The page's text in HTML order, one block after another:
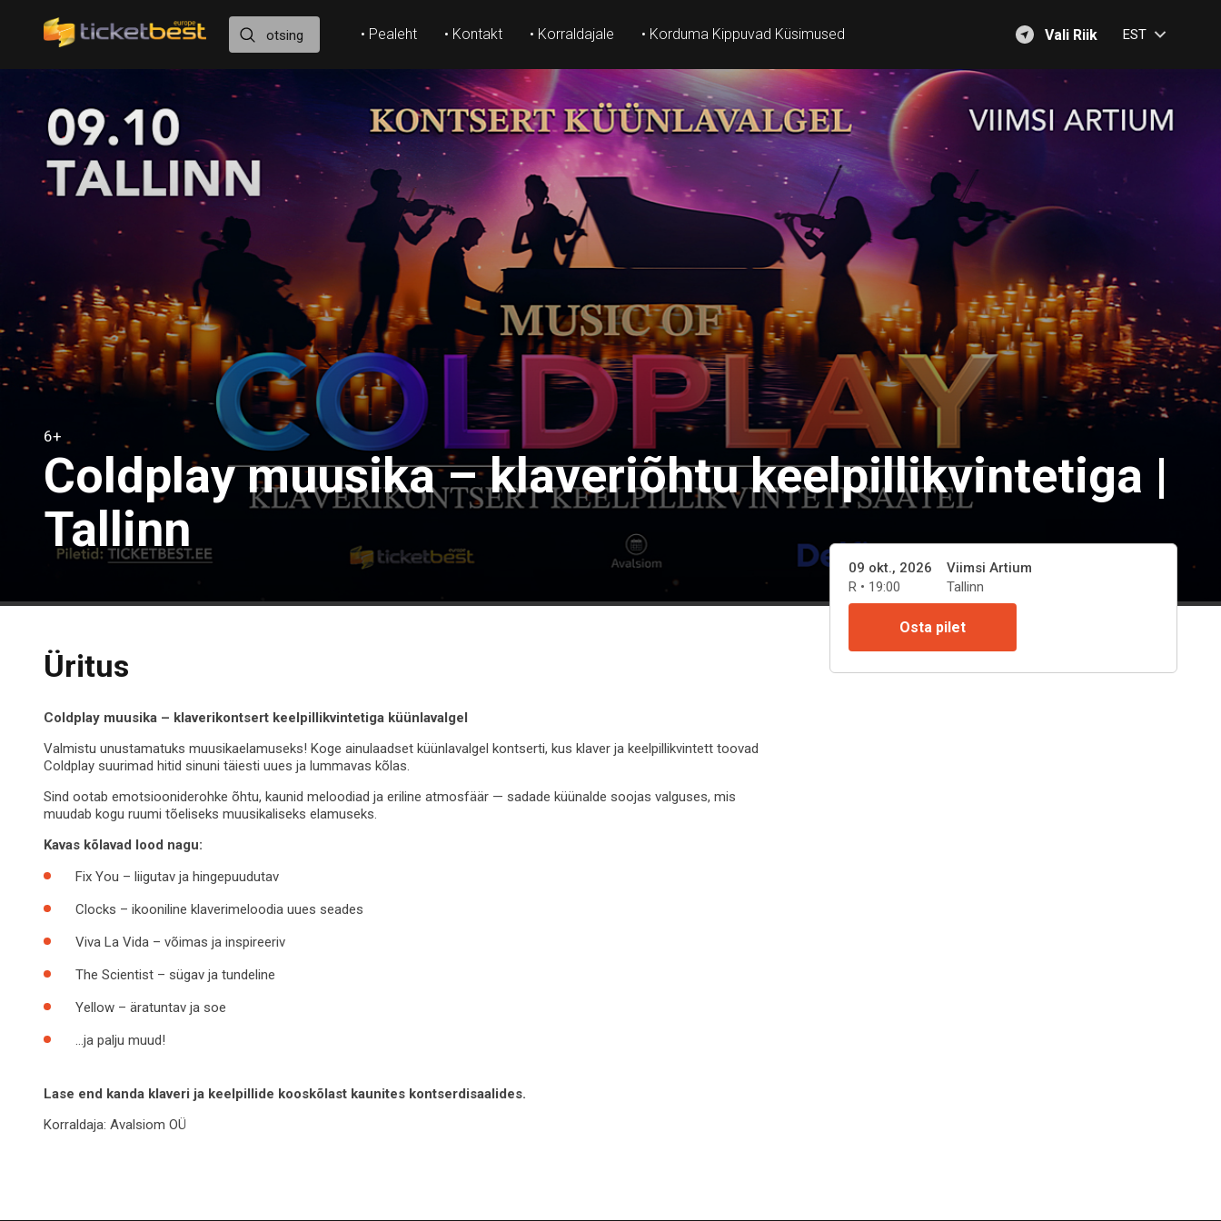
• Pealeht • Kontakt • Korraldajale • Korduma Kippuvad Küsimused Vali Riik EST
6+
Coldplay muusika – klaveriõhtu keelpillikvintetiga |
Tallinn
09 okt., 2026
R • 19:00
Viimsi Artium
Tallinn
Osta pilet
Üritus
Coldplay muusika – klaverikontsert keelpillikvintetiga küünlavalgel
Valmistu unustamatuks muusikaelamuseks! Koge ainulaadset küünlavalgel kontserti, kus klaver ja keelpillikvintett toovad
Coldplay suurimad hitid sinuni täiesti uues ja lummavas kõlas.
Sind ootab emotsiooniderohke õhtu, kaunid meloodiad ja eriline atmosfäär — sadade küünalde soojas valguses, mis
muudab kogu ruumi tõeliseks muusikaliseks elamuseks.
Kavas kõlavad lood nagu:
Fix You – liigutav ja hingepuudutav
Clocks – ikooniline klaverimeloodia uues seades
Viva La Vida – võimas ja inspireeriv
The Scientist – sügav ja tundeline
Yellow – äratuntav ja soe
…ja palju muud!
Lase end kanda klaveri ja keelpillide kooskõlast kaunites kontserdisaalides.
Korraldaja: Avalsiom OÜ